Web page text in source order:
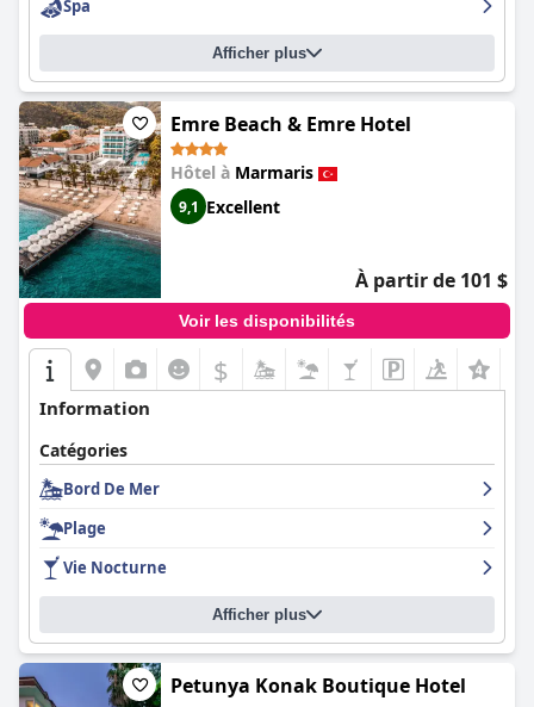
Spa
Afficher plus
Emre Beach & Emre Hotel
Hôtel à Marmaris
9,1 Excellent
À partir de 101 $
Voir les disponibilités
$
Information
Catégories
Bord De Mer
Plage
Vie Nocturne
Afficher plus
Petunya Konak Boutique Hotel